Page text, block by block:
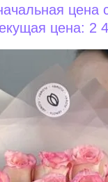
цена
цена: 2